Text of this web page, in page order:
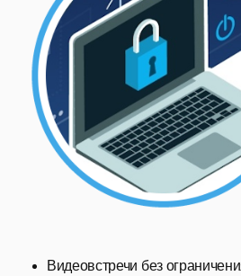
Видеовстречи без